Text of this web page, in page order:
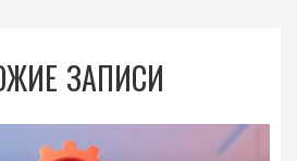
ЗАПИСИ